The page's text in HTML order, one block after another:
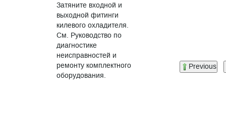
Затяните входной и
выходной фитинги
килевого охладителя.
См. Руководство по
диагностике
неисправностей и
ремонту комплектного
оборудования.
Previous